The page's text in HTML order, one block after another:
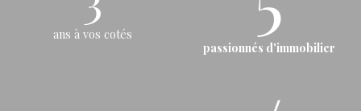
ans à vos cotés
passionnés d'immobilier